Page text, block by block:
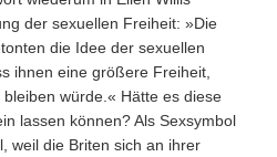
der sexuellen Freiheit: »Die
die Idee der sexuellen
ihnen eine größere Freiheit,
würde.« Hätte es diese
lassen können? Als Sexsymbol
weil die Briten sich an ihrer